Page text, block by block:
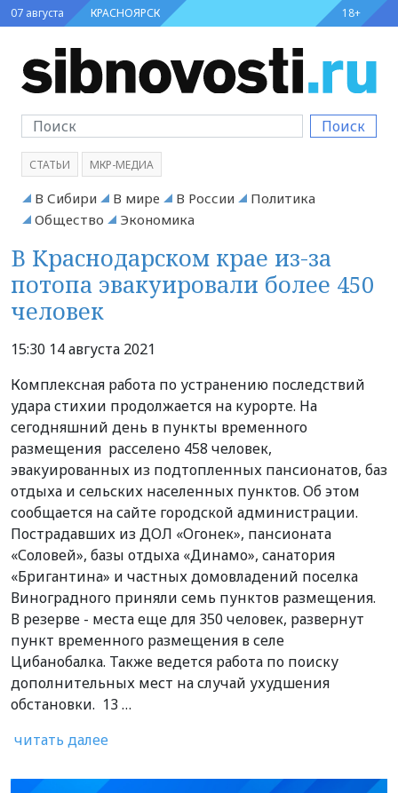
07 августа КРАСНОЯРСК 18+
Поиск
СТАТЬИ МКР-МЕДИА
В Сибири В мире В России
Политика
Общество
Экономика
В Краснодарском крае из-за
потопа эвакуировали более 450
человек
15:30 14 августа 2021
Комплексная работа по устранению последствий
удара стихии продолжается на курорте. На
сегодняшний день в пункты временного
размещения расселено 458 человек,
эвакуированных из подтопленных пансионатов, баз
отдыха и сельских населенных пунктов. Об этом
сообщается на сайте городской администрации.
Пострадавших из ДОЛ «Огонек», пансионата
«Соловей», базы отдыха «Динамо», санатория
«Бригантина» и частных домовладений поселка
Виноградного приняли семь пунктов размещения.
В резерве - места еще для 350 человек, развернут
пункт временного размещения в селе
Цибанобалка. Также ведется работа по поиску
дополнительных мест на случай ухудшения
обстановки. 13 …
читать далее